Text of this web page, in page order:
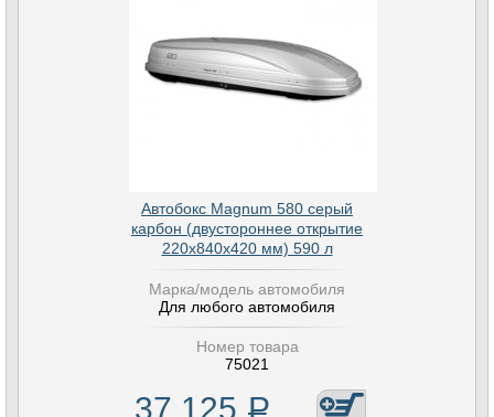
Автобокс Magnum 580 серый
карбон (двустороннее открытие
220х840х420 мм) 590 л
Марка/модель автомобиля
Для любого автомобиля
Номер товара
75021
37 125 Р